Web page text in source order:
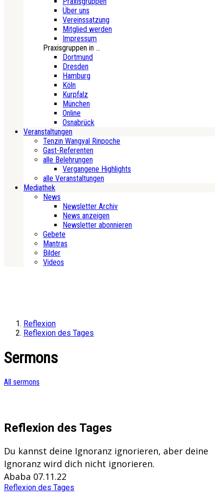
Über uns
Vereinssatzung
Mitglied werden
Impressum
Praxisgruppen in ...
Dortmund
Dresden
Hamburg
Köln
Kurpfalz
München
Online
Osnabrück
Veranstaltungen
Tenzin Wangyal Rinpoche
Gast-Referenten
alle Belehrungen
Vergangene Highlights
alle Veranstaltungen
Mediathek
News
Newsletter Archiv
News anzeigen
Newsletter abonnieren
Gebete
Mantras
Bilder
Videos
Reflexion
Reflexion des Tages
Sermons
All sermons
Reflexion des Tages
Du kannst deine Ignoranz ignorieren, aber deine
Ignoranz wird dich nicht ignorieren.
Ababa 07.11.22
Reflexion des Tages